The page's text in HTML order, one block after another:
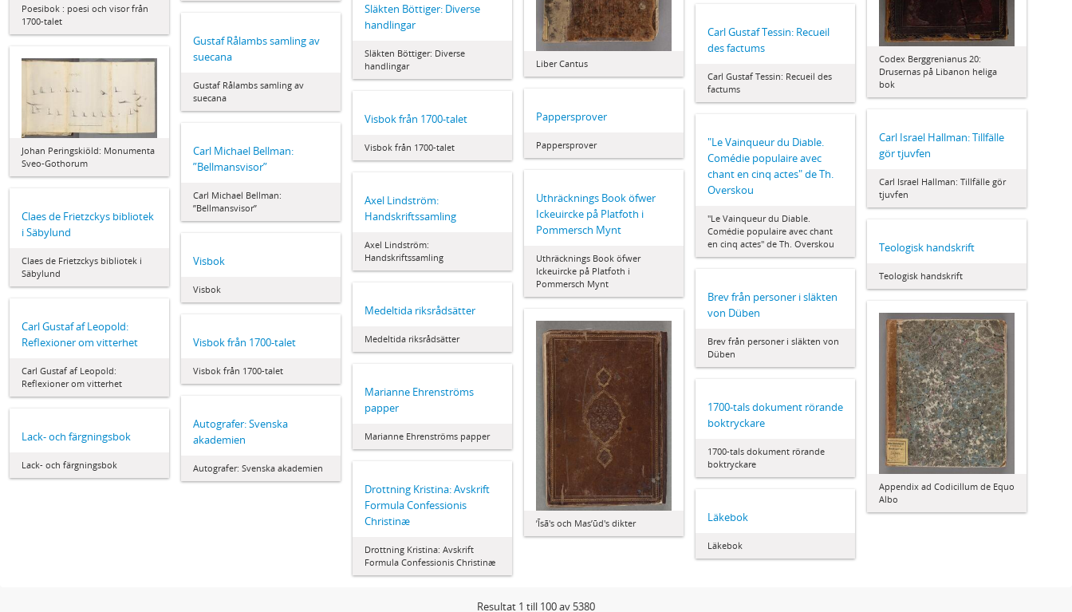
Liber Cantus
Codex Berggrenianus 20:
Drusernas på Libanon heliga
bok
Poesibok : poesi och visor från
1700-talet
Släkten Böttiger: Diverse
handlingar
Släkten Böttiger: Diverse
handlingar
Carl Gustaf Tessin: Recueil
des factums
Carl Gustaf Tessin: Recueil des
factums
Gustaf Rålambs samling av
suecana
Gustaf Rålambs samling av
suecana
Johan Peringskiöld: Monumenta
Sveo-Gothorum
Pappersprover
Pappersprover
Visbok från 1700-talet
Visbok från 1700-talet
Carl Israel Hallman: Tillfälle
gör tjuvfen
Carl Israel Hallman: Tillfälle gör
tjuvfen
"Le Vainqueur du Diable.
Comédie populaire avec
chant en cinq actes" de Th.
Overskou
"Le Vainqueur du Diable.
Comédie populaire avec chant
en cinq actes" de Th. Overskou
Carl Michael Bellman:
”Bellmansvisor”
Carl Michael Bellman:
”Bellmansvisor”
Uthräcknings Book öfwer
Ickeuircke på Platfoth i
Pommersch Mynt
Uthräcknings Book öfwer
Ickeuircke på Platfoth i
Pommersch Mynt
Axel Lindström:
Handskriftssamling
Axel Lindström:
Handskriftssamling
Claes de Frietzckys bibliotek
i Säbylund
Claes de Frietzckys bibliotek i
Säbylund
Teologisk handskrift
Teologisk handskrift
Visbok
Visbok
Brev från personer i släkten
von Düben
Brev från personer i släkten von
Düben
Medeltida riksrådsätter
Medeltida riksrådsätter
Carl Gustaf af Leopold:
Reflexioner om vitterhet
Carl Gustaf af Leopold:
Reflexioner om vitterhet
Appendix ad Codicillum de Equo
Albo
ʼĪsā's och Masʼūd's dikter
Visbok från 1700-talet
Visbok från 1700-talet
Marianne Ehrenströms
papper
Marianne Ehrenströms papper
1700-tals dokument rörande
boktryckare
1700-tals dokument rörande
boktryckare
Autografer: Svenska
akademien
Autografer: Svenska akademien
Lack- och färgningsbok
Lack- och färgningsbok
Drottning Kristina: Avskrift
Formula Confessionis
Christinæ
Drottning Kristina: Avskrift
Formula Confessionis Christinæ
Läkebok
Läkebok
Resultat 1 till 100 av 5380